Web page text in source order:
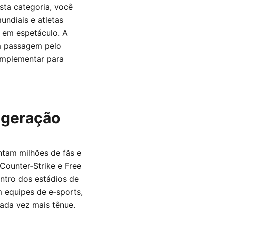
categoria, você
e atletas
espetáculo. A
pelo
para
milhões de fãs e
e Free
dos estádios de
de e‑sports,
vez mais tênue.